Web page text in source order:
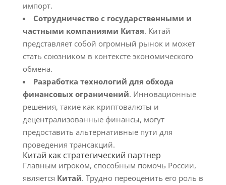
импорт.
Сотрудничество с государственными и
частными компаниями Китая. Китай
представляет собой огромный рынок и может
стать союзником в контексте экономического
обмена.
Разработка технологий для обхода
финансовых ограничений. Инновационные
решения, такие как криптовалюты и
децентрализованные финансы, могут
предоставить альтернативные пути для
проведения трансакций.
Китай как стратегический партнер
Главным игроком, способным помочь России,
является Китай. Трудно переоценить его роль в